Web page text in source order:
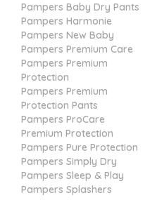
Pampers Baby Dry Pants
Pampers Harmonie
Pampers New Baby
Pampers Premium Care
Pampers Premium
Protection
Pampers Premium
Protection Pants
Pampers ProCare
Premium Protection
Pampers Pure Protection
Pampers Simply Dry
Pampers Sleep & Play
Pampers Splashers